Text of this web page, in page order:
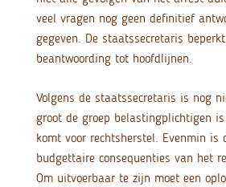
veel vragen nog geen definitief
gegeven. De staatssecretaris
beantwoording tot hoofdlijnen.
Volgens de staatssecretaris is nog
groot de groep belastingplichtigen
komt voor rechtsherstel. Evenmin
budgettaire consequenties van het
Om uitvoerbaar te zijn moet een